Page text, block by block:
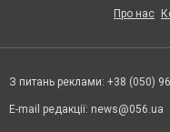
Про нас
З питань реклами: +38 (050)
E-mail редакції: news@056.ua